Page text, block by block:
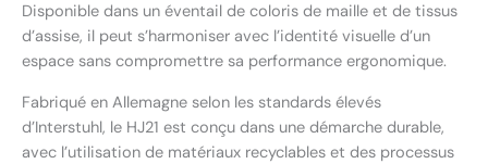
Disponible dans un éventail de coloris de maille et de tissus
d’assise, il peut s’harmoniser avec l’identité visuelle d’un
espace sans compromettre sa performance ergonomique.
Fabriqué en Allemagne selon les standards élevés
d’Interstuhl, le HJ21 est conçu dans une démarche durable,
avec l’utilisation de matériaux recyclables et des processus